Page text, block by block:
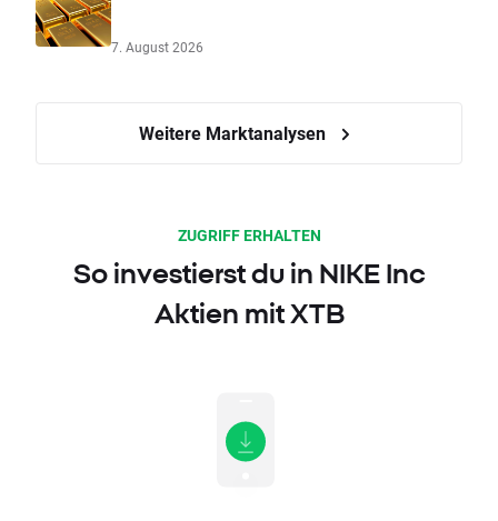
7. August 2026
Weitere Marktanalysen
ZUGRIFF ERHALTEN
So investierst du in NIKE Inc
Aktien mit XTB